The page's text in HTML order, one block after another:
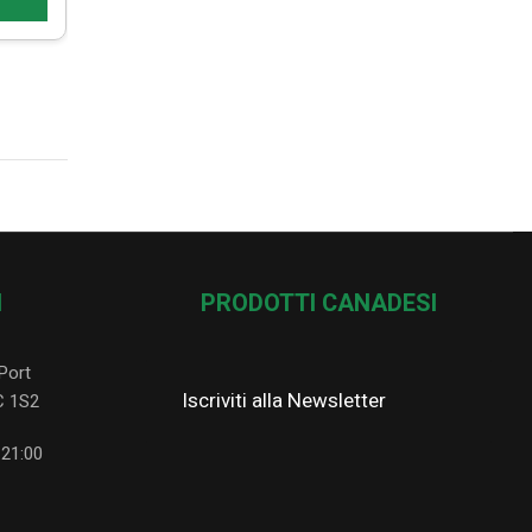
1S2
PRODOTTI CANADESI
Iscriviti alla Newsletter